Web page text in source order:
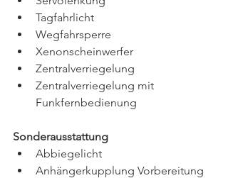
Tagfahrlicht
Wegfahrsperre
Xenonscheinwerfer
Zentralverriegelung
Zentralverriegelung mit
Funkfernbedienung
Sonderausstattung
Abbiegelicht
Anhängerkupplung Vorbereitung